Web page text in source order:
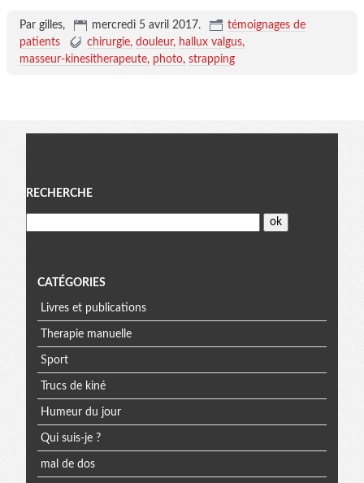
Par gilles, mercredi 5 avril 2017.
témoignages de
patients
chirurgie douleur
hallux valgus
masseur-kinesitherapeute photo strapping
Menu
RECHERCHE
CATÉGORIES
Livres et publications
Therapie manuelle
Sport
Trucs de kiné
Humeur du jour
Qui suis-je ?
mal de dos